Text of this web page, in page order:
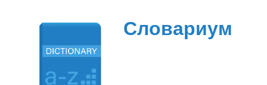
содержимому
Словариум